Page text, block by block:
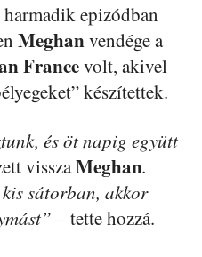
epizódban
Meghanvendége a
Francevolt, akivel
készítettek.
és öt napig együtt
visszaMeghan.
sátorban, akkor
– tette hozzá.